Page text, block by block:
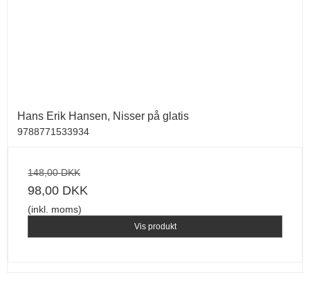
Hans Erik Hansen, Nisser på glatis
9788771533934
148,00 DKK
98,00 DKK
(inkl. moms)
Vis produkt